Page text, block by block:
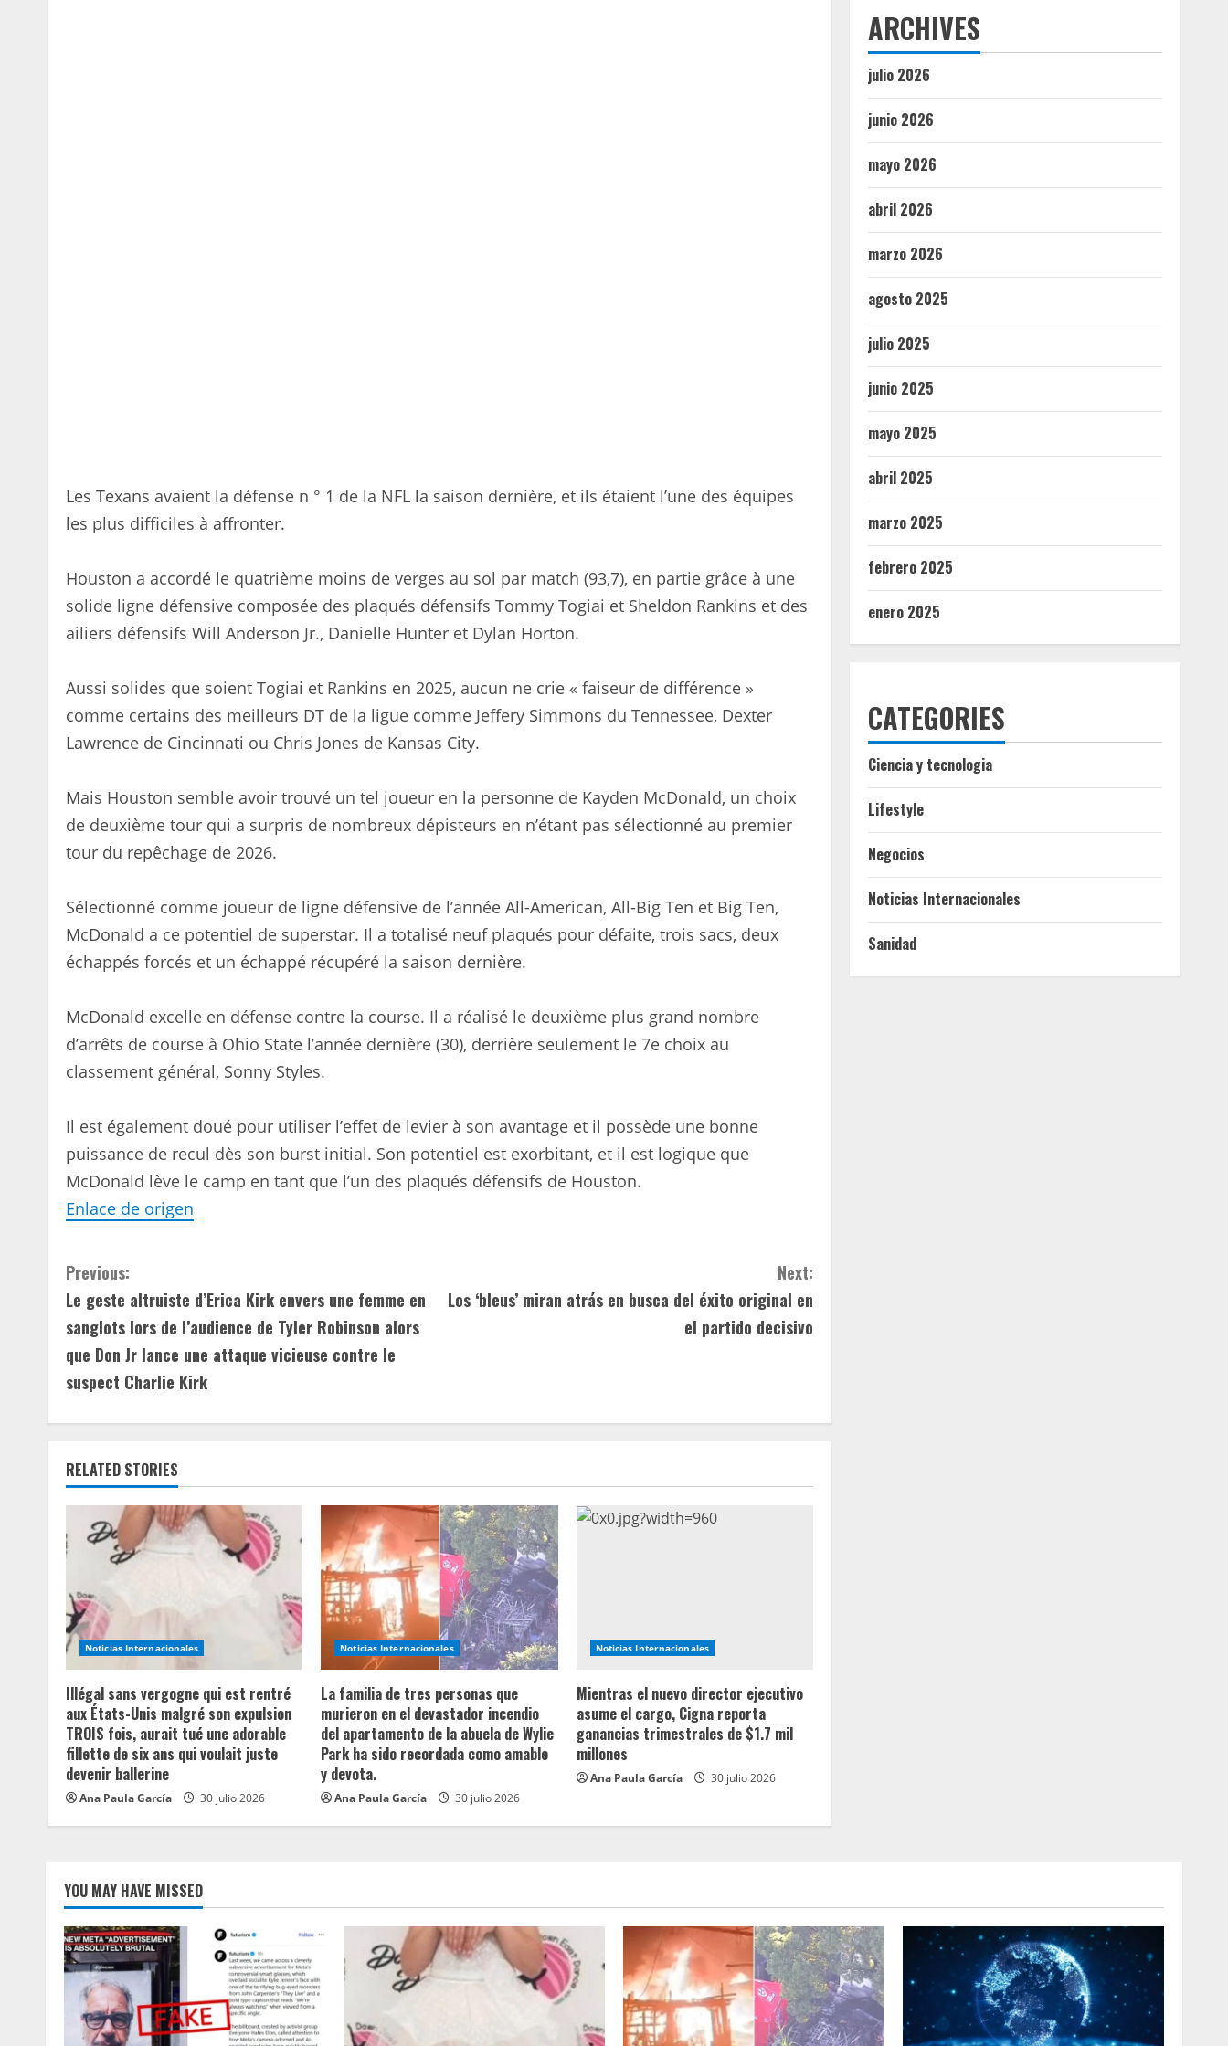
Les Texans avaient la défense n ° 1 de la NFL la saison dernière, et ils étaient l’une des équipes
les plus difficiles à affronter.
Houston a accordé le quatrième moins de verges au sol par match (93,7), en partie grâce à une
solide ligne défensive composée des plaqués défensifs Tommy Togiai et Sheldon Rankins et des
ailiers défensifs Will Anderson Jr., Danielle Hunter et Dylan Horton.
Aussi solides que soient Togiai et Rankins en 2025, aucun ne crie « faiseur de différence »
comme certains des meilleurs DT de la ligue comme Jeffery Simmons du Tennessee, Dexter
Lawrence de Cincinnati ou Chris Jones de Kansas City.
Mais Houston semble avoir trouvé un tel joueur en la personne de Kayden McDonald, un choix
de deuxième tour qui a surpris de nombreux dépisteurs en n’étant pas sélectionné au premier
tour du repêchage de 2026.
Sélectionné comme joueur de ligne défensive de l’année All-American, All-Big Ten et Big Ten,
McDonald a ce potentiel de superstar. Il a totalisé neuf plaqués pour défaite, trois sacs, deux
échappés forcés et un échappé récupéré la saison dernière.
McDonald excelle en défense contre la course. Il a réalisé le deuxième plus grand nombre
d’arrêts de course à Ohio State l’année dernière (30), derrière seulement le 7e choix au
classement général, Sonny Styles.
Il est également doué pour utiliser l’effet de levier à son avantage et il possède une bonne
puissance de recul dès son burst initial. Son potentiel est exorbitant, et il est logique que
McDonald lève le camp en tant que l’un des plaqués défensifs de Houston.
Enlace de origen
C
o
n
t
i
n
u
e
R
e
a
d
i
n
g
Previous:
Le geste altruiste d’Erica Kirk envers une femme en
sanglots lors de l’audience de Tyler Robinson alors
que Don Jr lance une attaque vicieuse contre le
suspect Charlie Kirk
Next:
Los ‘bleus’ miran atrás en busca del éxito original en
el partido decisivo
RELATED STORIES
Noticias Internacionales
Illégal sans vergogne qui est rentré
aux États-Unis malgré son expulsion
TROIS fois, aurait tué une adorable
fillette de six ans qui voulait juste
devenir ballerine
Ana Paula García 30 julio 2026
Noticias Internacionales
La familia de tres personas que
murieron en el devastador incendio
del apartamento de la abuela de Wylie
Park ha sido recordada como amable
y devota.
Ana Paula García 30 julio 2026
Noticias Internacionales
Mientras el nuevo director ejecutivo
asume el cargo, Cigna reporta
ganancias trimestrales de $1.7 mil
millones
Ana Paula García 30 julio 2026
ARCHIVES
julio 2026
junio 2026
mayo 2026
abril 2026
marzo 2026
agosto 2025
julio 2025
junio 2025
mayo 2025
abril 2025
marzo 2025
febrero 2025
enero 2025
CATEGORIES
Ciencia y tecnologia
Lifestyle
Negocios
Noticias Internacionales
Sanidad
YOU MAY HAVE MISSED